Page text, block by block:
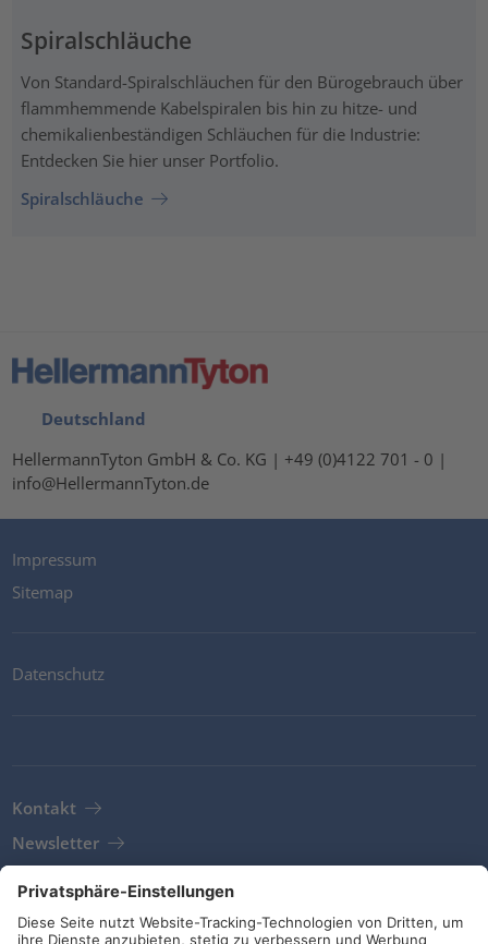
Spiralschläuche
Von Standard-Spiralschläuchen für den Bürogebrauch über
flammhemmende Kabelspiralen bis hin zu hitze- und
chemikalienbeständigen Schläuchen für die Industrie:
Entdecken Sie hier unser Portfolio.
Spiralschläuche
Deutschland
HellermannTyton GmbH & Co. KG | +49 (0)4122 701 - 0 |
info@HellermannTyton.de
Impressum
Sitemap
Datenschutz
Kontakt
Newsletter
AGB